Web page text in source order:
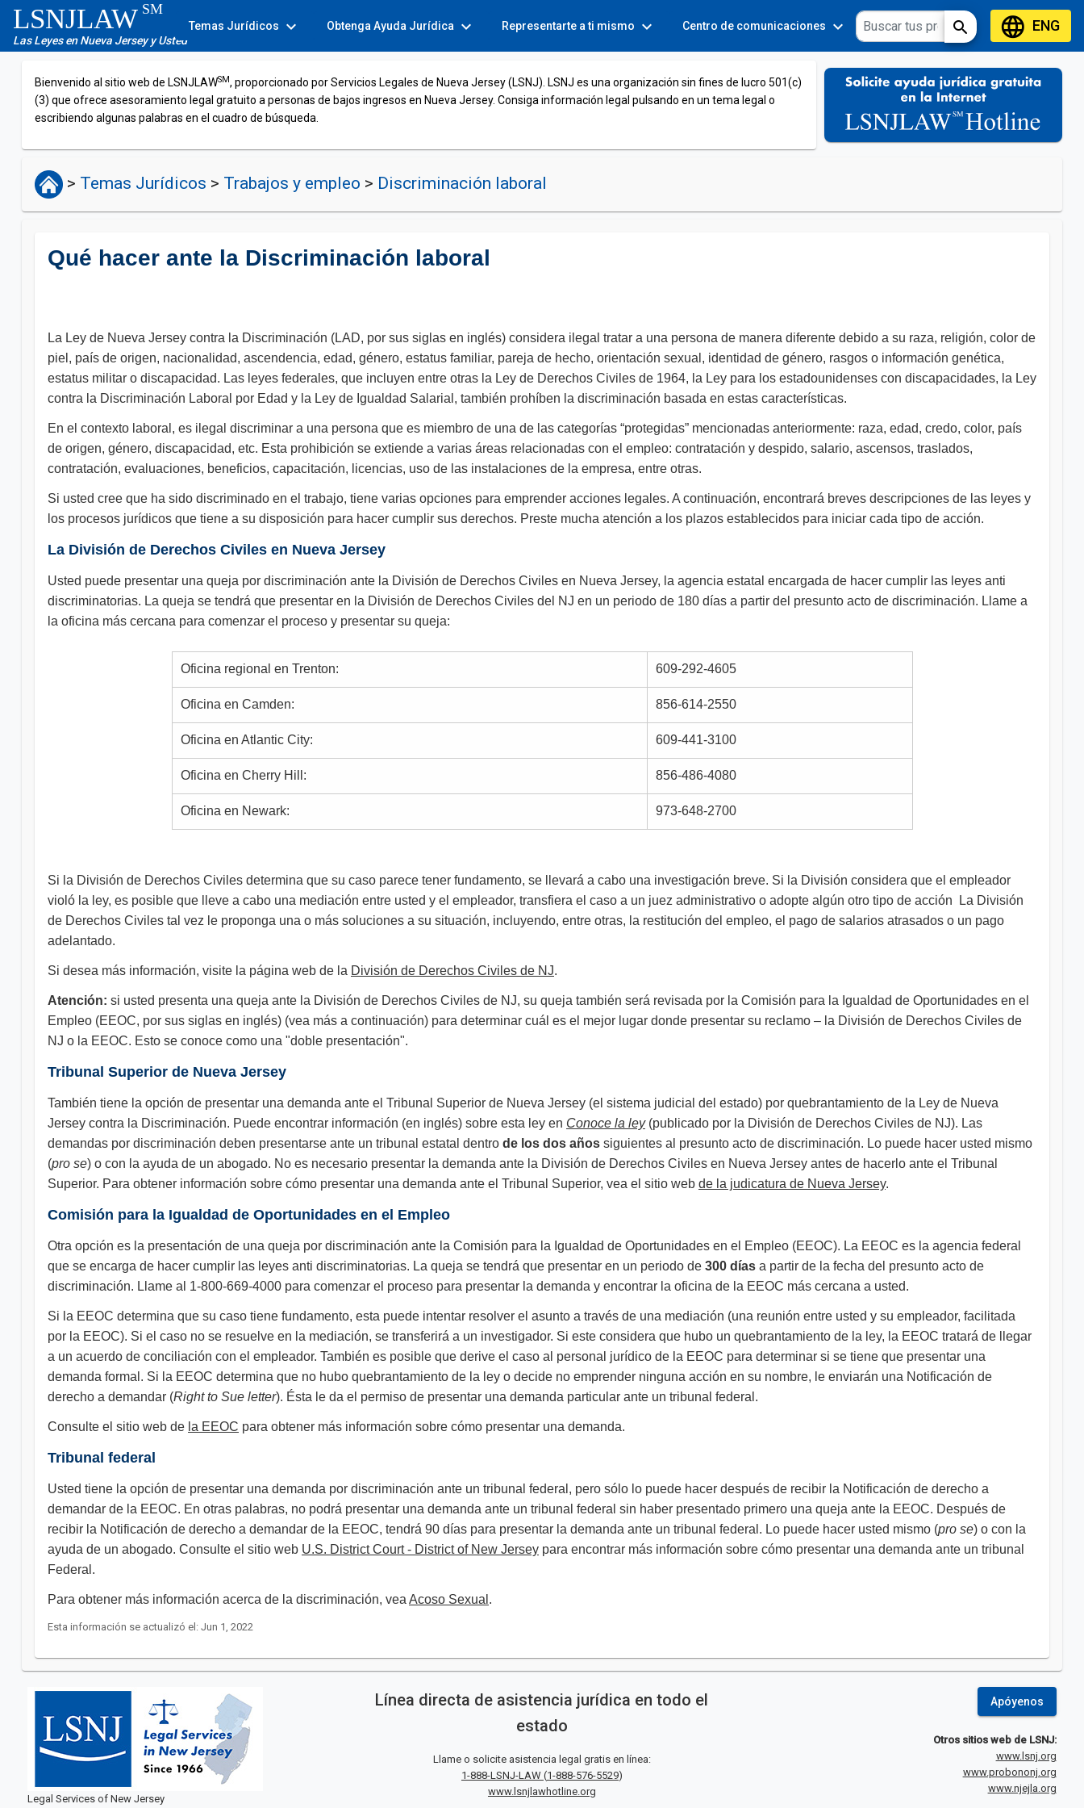
LSNJLAW SM
Las Leyes en Nueva Jersey y Usted
Temas Jurídicos expand_more Obtenga Ayuda Jurídica expand_more Representarte a ti mismo expand_more Centro de comunicaciones expand_more Toolsexpand_more search languageENG
Bienvenido al sitio web de LSNJLAWSM, proporcionado por Servicios Legales de Nueva Jersey (LSNJ). LSNJ es una organización sin fines de lucro 501(c)
(3) que ofrece asesoramiento legal gratuito a personas de bajos ingresos en Nueva Jersey. Consiga información legal pulsando en un tema legal o
escribiendo algunas palabras en el cuadro de búsqueda.
> Temas Jurídicos > Trabajos y empleo > Discriminación laboral
Qué hacer ante la Discriminación laboral
La Ley de Nueva Jersey contra la Discriminación (LAD, por sus siglas en inglés) considera ilegal tratar a una persona de manera diferente debido a su raza, religión, color de
piel, país de origen, nacionalidad, ascendencia, edad, género, estatus familiar, pareja de hecho, orientación sexual, identidad de género, rasgos o información genética,
estatus militar o discapacidad. Las leyes federales, que incluyen entre otras la Ley de Derechos Civiles de 1964, la Ley para los estadounidenses con discapacidades, la Ley
contra la Discriminación Laboral por Edad y la Ley de Igualdad Salarial, también prohíben la discriminación basada en estas características.
En el contexto laboral, es ilegal discriminar a una persona que es miembro de una de las categorías “protegidas” mencionadas anteriormente: raza, edad, credo, color, país
de origen, género, discapacidad, etc. Esta prohibición se extiende a varias áreas relacionadas con el empleo: contratación y despido, salario, ascensos, traslados,
contratación, evaluaciones, beneficios, capacitación, licencias, uso de las instalaciones de la empresa, entre otras.
Si usted cree que ha sido discriminado en el trabajo, tiene varias opciones para emprender acciones legales. A continuación, encontrará breves descripciones de las leyes y
los procesos jurídicos que tiene a su disposición para hacer cumplir sus derechos. Preste mucha atención a los plazos establecidos para iniciar cada tipo de acción.
La División de Derechos Civiles en Nueva Jersey
Usted puede presentar una queja por discriminación ante la División de Derechos Civiles en Nueva Jersey, la agencia estatal encargada de hacer cumplir las leyes anti
discriminatorias. La queja se tendrá que presentar en la División de Derechos Civiles del NJ en un periodo de 180 días a partir del presunto acto de discriminación. Llame a
la oficina más cercana para comenzar el proceso y presentar su queja:
Oficina regional en Trenton: 609-292-4605
Oficina en Camden: 856-614-2550
Oficina en Atlantic City: 609-441-3100
Oficina en Cherry Hill: 856-486-4080
Oficina en Newark: 973-648-2700
Si la División de Derechos Civiles determina que su caso parece tener fundamento, se llevará a cabo una investigación breve. Si la División considera que el empleador
violó la ley, es posible que lleve a cabo una mediación entre usted y el empleador, transfiera el caso a un juez administrativo o adopte algún otro tipo de acción La División
de Derechos Civiles tal vez le proponga una o más soluciones a su situación, incluyendo, entre otras, la restitución del empleo, el pago de salarios atrasados o un pago
adelantado.
Si desea más información, visite la página web de la División de Derechos Civiles de NJ.
Atención: si usted presenta una queja ante la División de Derechos Civiles de NJ, su queja también será revisada por la Comisión para la Igualdad de Oportunidades en el
Empleo (EEOC, por sus siglas en inglés) (vea más a continuación) para determinar cuál es el mejor lugar donde presentar su reclamo – la División de Derechos Civiles de
NJ o la EEOC. Esto se conoce como una "doble presentación".
Tribunal Superior de Nueva Jersey
También tiene la opción de presentar una demanda ante el Tribunal Superior de Nueva Jersey (el sistema judicial del estado) por quebrantamiento de la Ley de Nueva
Jersey contra la Discriminación. Puede encontrar información (en inglés) sobre esta ley en Conoce la ley(publicado por la División de Derechos Civiles de NJ). Las
demandas por discriminación deben presentarse ante un tribunal estatal dentro de los dos años siguientes al presunto acto de discriminación. Lo puede hacer usted mismo
(pro se) o con la ayuda de un abogado. No es necesario presentar la demanda ante la División de Derechos Civiles en Nueva Jersey antes de hacerlo ante el Tribunal
Superior. Para obtener información sobre cómo presentar una demanda ante el Tribunal Superior, vea el sitio web de la judicatura de Nueva Jersey.
Comisión para la Igualdad de Oportunidades en el Empleo
Otra opción es la presentación de una queja por discriminación ante la Comisión para la Igualdad de Oportunidades en el Empleo (EEOC). La EEOC es la agencia federal
que se encarga de hacer cumplir las leyes anti discriminatorias. La queja se tendrá que presentar en un periodo de 300 días a partir de la fecha del presunto acto de
discriminación. Llame al 1-800-669-4000 para comenzar el proceso para presentar la demanda y encontrar la oficina de la EEOC más cercana a usted.
Si la EEOC determina que su caso tiene fundamento, esta puede intentar resolver el asunto a través de una mediación (una reunión entre usted y su empleador, facilitada
por la EEOC). Si el caso no se resuelve en la mediación, se transferirá a un investigador. Si este considera que hubo un quebrantamiento de la ley, la EEOC tratará de llegar
a un acuerdo de conciliación con el empleador. También es posible que derive el caso al personal jurídico de la EEOC para determinar si se tiene que presentar una
demanda formal. Si la EEOC determina que no hubo quebrantamiento de la ley o decide no emprender ninguna acción en su nombre, le enviarán una Notificación de
derecho a demandar (Right to Sue letter). Ésta le da el permiso de presentar una demanda particular ante un tribunal federal.
Consulte el sitio web de la EEOC para obtener más información sobre cómo presentar una demanda.
Tribunal federal
Usted tiene la opción de presentar una demanda por discriminación ante un tribunal federal, pero sólo lo puede hacer después de recibir la Notificación de derecho a
demandar de la EEOC. En otras palabras, no podrá presentar una demanda ante un tribunal federal sin haber presentado primero una queja ante la EEOC. Después de
recibir la Notificación de derecho a demandar de la EEOC, tendrá 90 días para presentar la demanda ante un tribunal federal. Lo puede hacer usted mismo (pro se) o con la
ayuda de un abogado. Consulte el sitio web U.S. District Court - District of New Jersey para encontrar más información sobre cómo presentar una demanda ante un tribunal
Federal. ​​​
Para obtener más información acerca de la discriminación, vea Acoso Sexual . ​​​​
Esta información se actualizó el: Jun 1, 2022
Legal Services of New Jersey
Línea directa de asistencia jurídica en todo el
estado
Llame o solicite asistencia legal gratis en línea:
1-888-LSNJ-LAW (1-888-576-5529)
www.lsnjlawhotline.org
Apóyenos
Otros sitios web de LSNJ:
www.lsnj.org
www.probononj.org
www.njejla.org